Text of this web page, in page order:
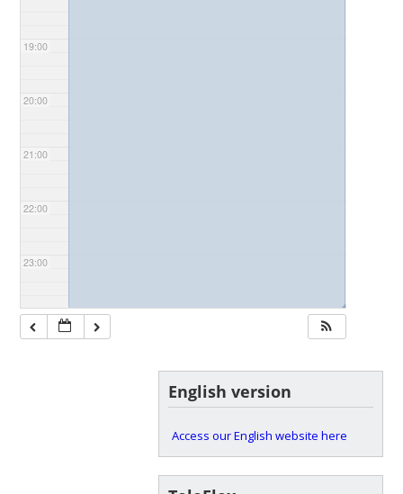
19:00
20:00
21:00
22:00
23:00
◢
English version
Access our English website here